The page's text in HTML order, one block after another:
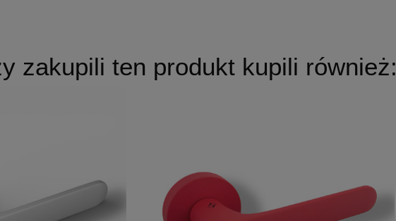
zakupili ten produkt kupili również: